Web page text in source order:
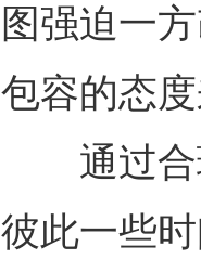
图强迫一
包容的态度
通过
彼此一些